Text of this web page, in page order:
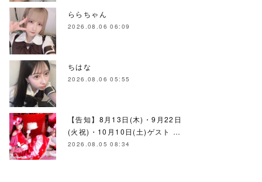
ららちゃん
2026.08.06 06:09
ちはな
2026.08.06 05:55
【告知】8月13日(木)・9月22日
(火祝)・10月10日(土)ゲスト …
2026.08.05 08:34